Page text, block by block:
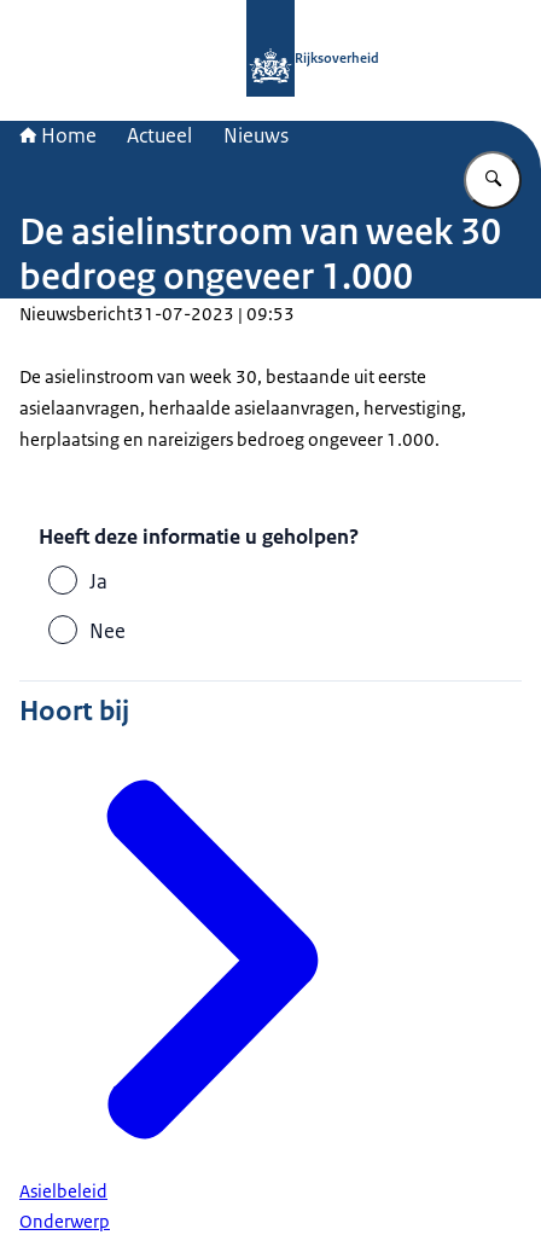
Rijksoverheid
Home Actueel Nieuws
De asielinstroom van week 30
bedroeg ongeveer 1.000
Nieuwsbericht31-07-2023 | 09:53
De asielinstroom van week 30, bestaande uit eerste
asielaanvragen, herhaalde asielaanvragen, hervestiging,
herplaatsing en nareizigers bedroeg ongeveer 1.000.
Heeft deze informatie u geholpen?
Ja
Nee
Hoort bij
Asielbeleid
Onderwerp